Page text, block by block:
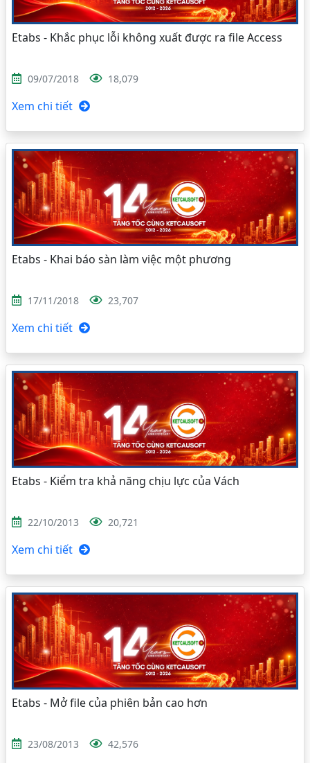
Etabs - Khắc phục lỗi không xuất được ra file Access
09/07/2018 18,079
Xem chi tiết
Etabs - Khai báo sàn làm việc một phương
17/11/2018 23,707
Xem chi tiết
Etabs - Kiểm tra khả năng chịu lực của Vách
22/10/2013 20,721
Xem chi tiết
Etabs - Mở file của phiên bản cao hơn
23/08/2013 42,576